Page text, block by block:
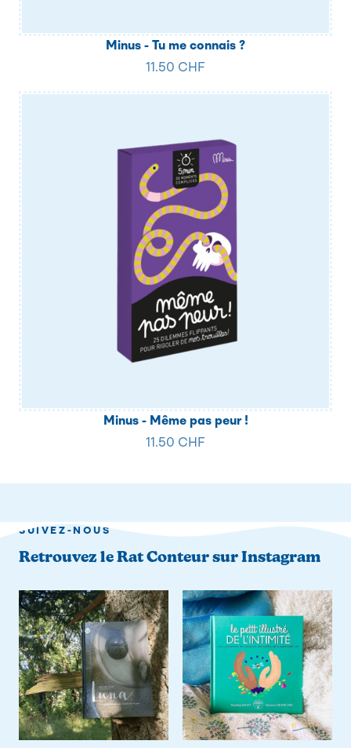
Minus - Tu me connais ?
11.50 CHF
Minus - Même pas peur !
11.50 CHF
SUIVEZ-NOUS
Retrouvez le Rat Conteur sur Instagram